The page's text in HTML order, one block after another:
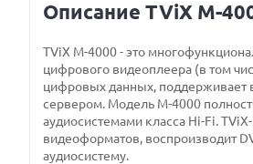
Описание TViX M-
TViX M-4000 - это
цифрового видеоплеера (в том
цифровых данных, поддерживает
сервером. Модель M-4000
аудиосистемами класса Hi-Fi.
видеоформатов, воспроизводит
аудиосистему.